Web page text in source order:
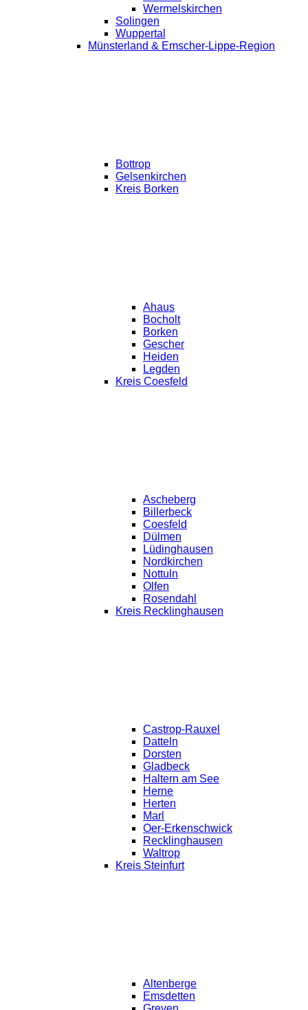
Wermelskirchen
Solingen
Wuppertal
Münsterland & Emscher-Lippe-Region
Bottrop
Gelsenkirchen
Kreis Borken
Ahaus
Bocholt
Borken
Gescher
Heiden
Legden
Kreis Coesfeld
Ascheberg
Billerbeck
Coesfeld
Dülmen
Lüdinghausen
Nordkirchen
Nottuln
Olfen
Rosendahl
Kreis Recklinghausen
Castrop-Rauxel
Datteln
Dorsten
Gladbeck
Haltern am See
Herne
Herten
Marl
Oer-Erkenschwick
Recklinghausen
Waltrop
Kreis Steinfurt
Altenberge
Emsdetten